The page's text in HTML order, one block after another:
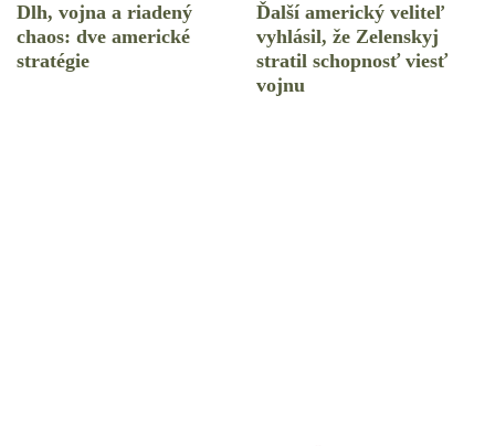
Dlh, vojna a riadený
chaos: dve americké
stratégie
Ďalší americký veliteľ
vyhlásil, že Zelenskyj
stratil schopnosť viesť
vojnu